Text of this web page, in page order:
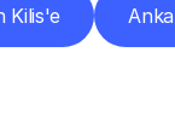
Kilis'e